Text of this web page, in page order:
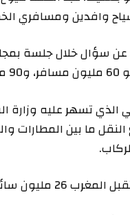
سؤال خلال جلسة
الذي تسهر عليه
الـ12، وتشجيع النقل ما
عندما يستضيف كأس العالم.